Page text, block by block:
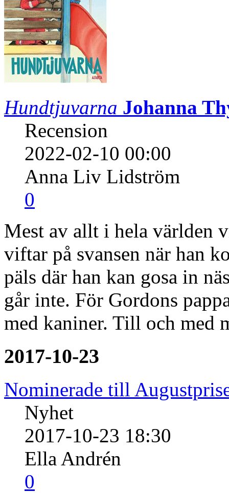
Hundtjuvarna Johanna
Recension
2022-02-10 00:00
Anna Liv Lidström
0
Mest av allt i hela världen
viftar på svansen när han
päls där han kan gosa in
går inte. För Gordons
med kaniner. Till och
2017-10-23
Nominerade till
Nyhet
2017-10-23 18:30
Ella Andrén
0